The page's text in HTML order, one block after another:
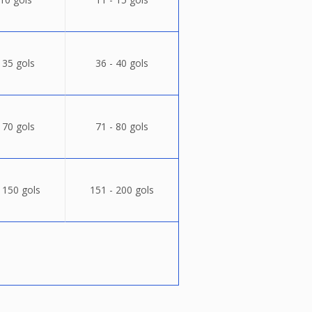
gols 36 - 40 gols
gols 71 - 80 gols
gols 151 - 200 gols